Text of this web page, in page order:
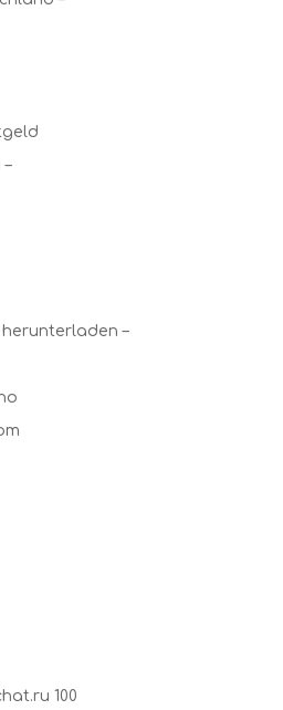
herunterladen –
100